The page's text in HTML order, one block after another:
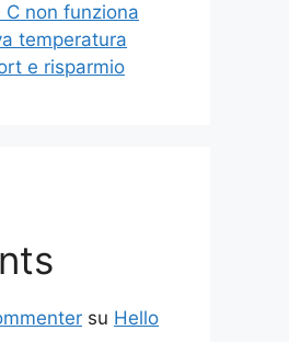
non funziona
temperatura
e risparmio
su Hello